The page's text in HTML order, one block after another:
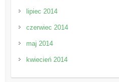
lipiec 2014
czerwiec 2014
maj 2014
kwiecień 2014